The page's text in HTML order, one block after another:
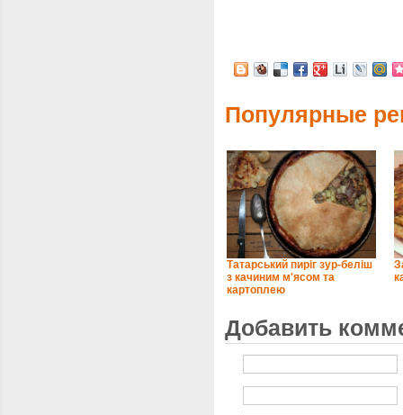
Популярные
Татарський пиріг зур-беліш
з качиним м'ясом та
картоплею
Добавить